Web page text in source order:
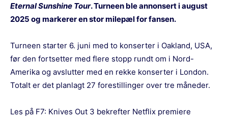
Eternal Sunshine Tour. Turneen ble annonsert i august
2025 og markerer en stor milepæl for fansen.
Turneen starter 6. juni med to konserter i Oakland, USA,
før den fortsetter med flere stopp rundt om i Nord-
Amerika og avslutter med en rekke konserter i London.
Totalt er det planlagt 27 forestillinger over tre måneder.
Les på F7: Knives Out 3 bekrefter Netflix premiere